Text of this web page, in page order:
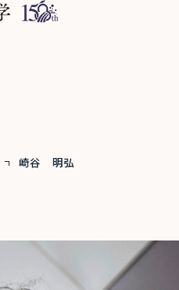
崎谷 明弘